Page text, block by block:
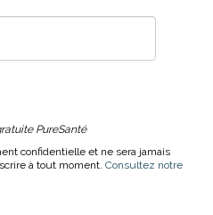
PureSanté
confidentielle et ne sera jamais
à tout moment. Consultez notre